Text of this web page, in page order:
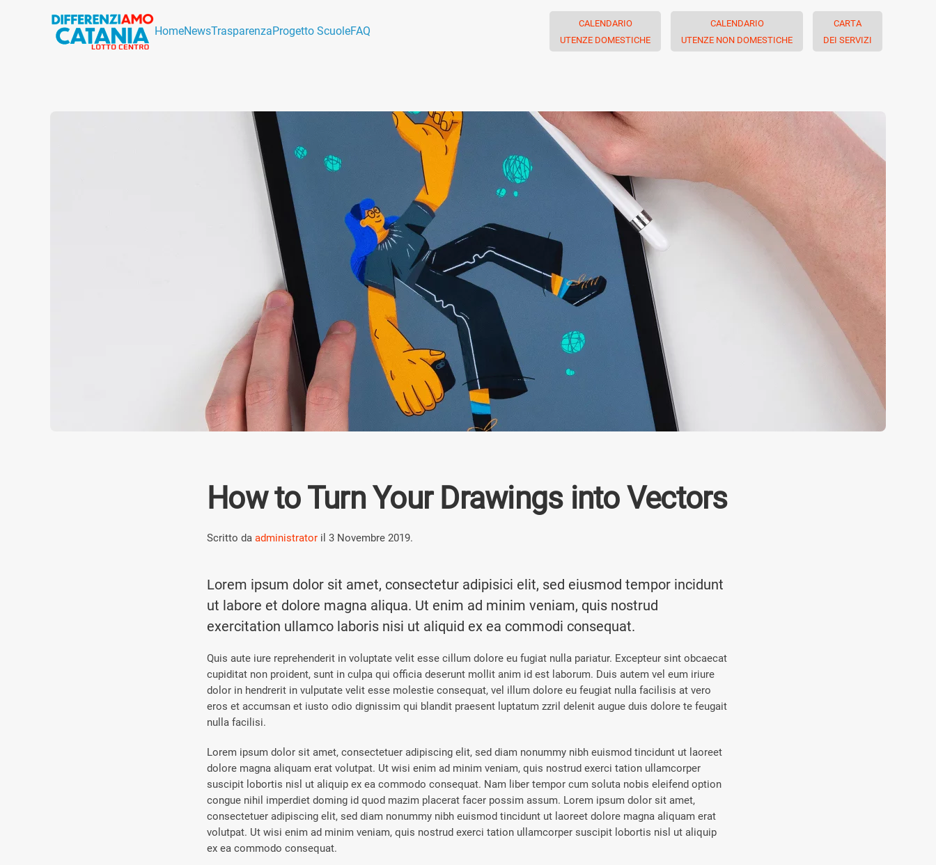
HomeNewsTrasparenzaProgetto ScuoleFAQ
CALENDARIO
UTENZE DOMESTICHE
CALENDARIO
UTENZE NON DOMESTICHE
CARTA
DEI SERVIZI
How to Turn Your Drawings into Vectors
Scritto da administrator il 3 Novembre 2019.
Lorem ipsum dolor sit amet, consectetur adipisici elit, sed eiusmod tempor incidunt
ut labore et dolore magna aliqua. Ut enim ad minim veniam, quis nostrud
exercitation ullamco laboris nisi ut aliquid ex ea commodi consequat.
Quis aute iure reprehenderit in voluptate velit esse cillum dolore eu fugiat nulla pariatur. Excepteur sint obcaecat
cupiditat non proident, sunt in culpa qui officia deserunt mollit anim id est laborum. Duis autem vel eum iriure
dolor in hendrerit in vulputate velit esse molestie consequat, vel illum dolore eu feugiat nulla facilisis at vero
eros et accumsan et iusto odio dignissim qui blandit praesent luptatum zzril delenit augue duis dolore te feugait
nulla facilisi.
Lorem ipsum dolor sit amet, consectetuer adipiscing elit, sed diam nonummy nibh euismod tincidunt ut laoreet
dolore magna aliquam erat volutpat. Ut wisi enim ad minim veniam, quis nostrud exerci tation ullamcorper
suscipit lobortis nisl ut aliquip ex ea commodo consequat. Nam liber tempor cum soluta nobis eleifend option
congue nihil imperdiet doming id quod mazim placerat facer possim assum. Lorem ipsum dolor sit amet,
consectetuer adipiscing elit, sed diam nonummy nibh euismod tincidunt ut laoreet dolore magna aliquam erat
volutpat. Ut wisi enim ad minim veniam, quis nostrud exerci tation ullamcorper suscipit lobortis nisl ut aliquip
ex ea commodo consequat.